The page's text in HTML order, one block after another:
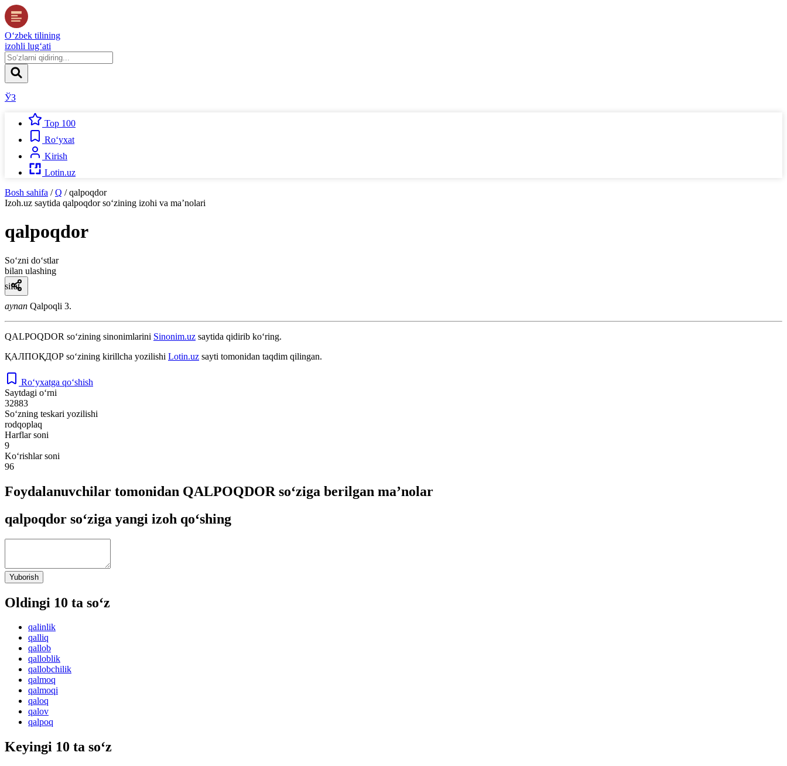
O‘zbek tilining
izohli lug‘ati
ЎЗ
Top 100
Ro‘yxat
Kirish
Lotin.uz
Bosh sahifa / Q / qalpoqdor
Izoh.uz saytida qalpoqdorso‘zining izohi va ma’nolari
qalpoqdor
So‘zni do‘stlar
bilan ulashing
sifat
aynan Qalpoqli 3.
QALPOQDOR so‘zining sinonimlarini Sinonim.uz saytida qidirib ko‘ring.
ҚАЛПОҚДОР so‘zining kirillcha yozilishi Lotin.uz sayti tomonidan taqdim qilingan.
Ro‘yxatga qo‘shish
Saytdagi o‘rni
32883
So‘zning teskari yozilishi
rodqoplaq
Harflar soni
9
Ko‘rishlar soni
96
Foydalanuvchilar tomonidan QALPOQDOR so‘ziga berilgan ma’nolar
qalpoqdor so‘ziga yangi izoh qo‘shing
Yuborish
Oldingi 10 ta so‘z
qalinlik
qalliq
qallob
qalloblik
qallobchilik
qalmoq
qalmoqi
qaloq
qalov
qalpoq
Keyingi 10 ta so‘z